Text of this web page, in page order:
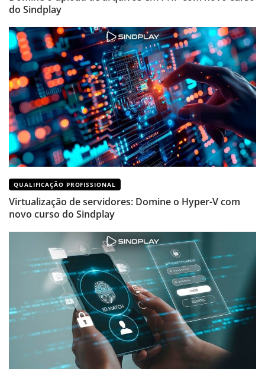
do Sindplay
QUALIFICAÇÃO PROFISSIONAL
Virtualização de servidores: Domine o Hyper-V com
novo curso do Sindplay